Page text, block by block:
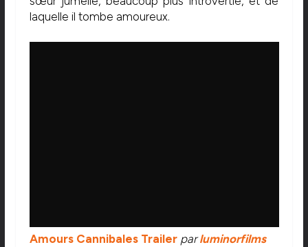
laquelle il tombe amoureux.
Amours Cannibales Trailer parluminorfilms